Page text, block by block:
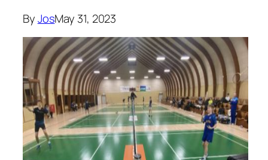
ByJosMay 31, 2023